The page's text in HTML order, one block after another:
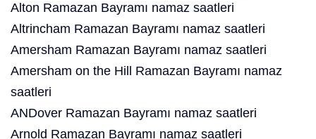
Alton Ramazan Bayramı namaz saatleri
Altrincham Ramazan Bayramı namaz saatleri
Amersham Ramazan Bayramı namaz saatleri
Amersham on the Hill Ramazan Bayramı namaz
saatleri
ANDover Ramazan Bayramı namaz saatleri
Arnold Ramazan Bayramı namaz saatleri